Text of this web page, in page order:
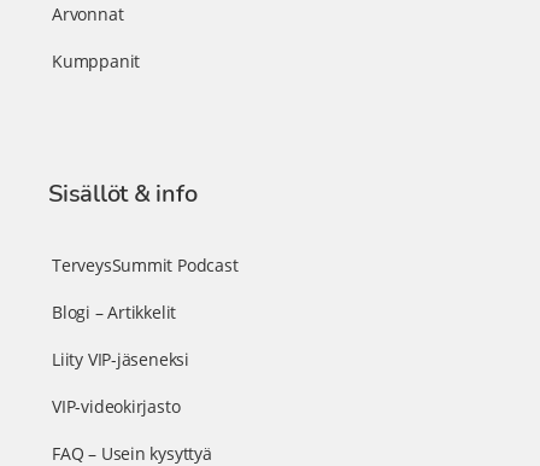
Arvonnat
Kumppanit
Sisällöt & info
TerveysSummit Podcast
Blogi – Artikkelit
Liity VIP-jäseneksi
VIP-videokirjasto
FAQ – Usein kysyttyä